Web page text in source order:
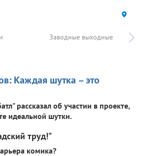
Заводные выходные
Каждая шутка – это
рассказал об участии в проекте,
идеальной шутки.
труд!"
комика?